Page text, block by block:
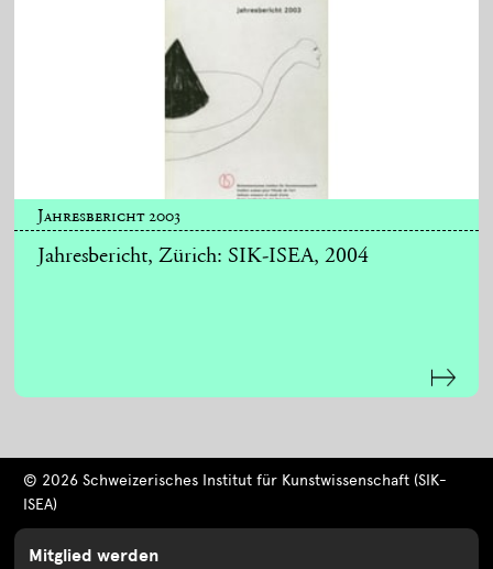
Jahresbericht 2003
Jahresbericht, Zürich: SIK-ISEA, 2004
© 2026 Schweizerisches Institut für Kunstwissenschaft (SIK-
ISEA)
Mitglied werden